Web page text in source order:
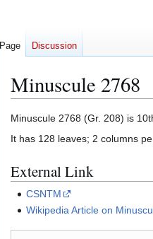
Minuscule 2768
Jump
to
Jump
to
Minuscule 2768 (Gr. 208) is
It has 128 leaves; 2 columns
External Link
CSNTM
Wikipedia Article on
Page Discussion